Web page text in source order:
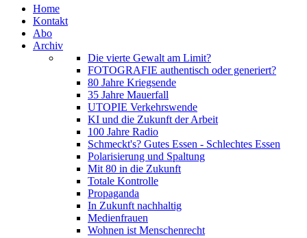
Home
Kontakt
Abo
Archiv
Die vierte Gewalt am Limit?
FOTOGRAFIE authentisch oder generiert?
80 Jahre Kriegsende
35 Jahre Mauerfall
UTOPIE Verkehrswende
KI und die Zukunft der Arbeit
100 Jahre Radio
Schmeckt's? Gutes Essen - Schlechtes Essen
Polarisierung und Spaltung
Mit 80 in die Zukunft
Totale Kontrolle
Propaganda
In Zukunft nachhaltig
Medienfrauen
Wohnen ist Menschenrecht